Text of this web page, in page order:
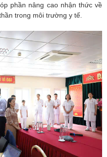
phần nâng cao nhận thức về
trong môi trường y tế.